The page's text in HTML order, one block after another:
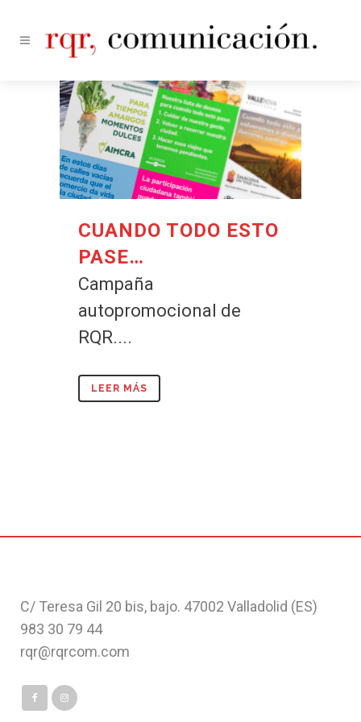
CUANDO TODO ESTO
PASE…
Campaña
autopromocional de
RQR....
LEER MÁS
C/ Teresa Gil 20 bis, bajo. 47002 Valladolid (ES)
983 30 79 44
rqr@rqrcom.com